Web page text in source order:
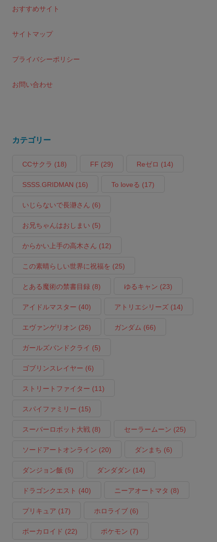
おすすめサイト
サイトマップ
プライバシーポリシー
お問い合わせ
カテゴリー
CCサクラ (18) FF (29) Reゼロ (14)
SSSS.GRIDMAN (16) To loveる (17)
いじらないで長瀞さん (6)
お兄ちゃんはおしまい (5)
からかい上手の高木さん (12)
この素晴らしい世界に祝福を (25)
とある魔術の禁書目録 (8) ゆるキャン (23)
アイドルマスター (40) アトリエシリーズ(14)
エヴァンゲリオン (26) ガンダム (66)
ガールズバンドクライ (5)
ゴブリンスレイヤー (6)
ストリートファイター (11)
スパイファミリー (15)
スーパーロボット大戦(8) セーラームーン (25)
ソードアートオンライン (20) ダンまち (6)
ダンジョン飯 (5) ダンダダン (14)
ドラゴンクエスト (40) ニーアオートマタ (8)
プリキュア (17) ホロライブ(6)
ボーカロイド (22) ポケモン (7)